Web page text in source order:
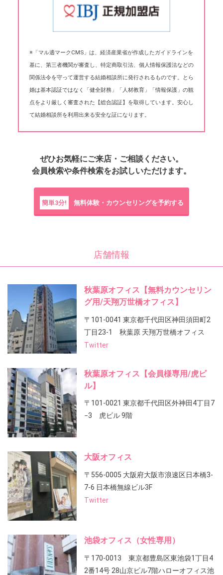
※「マル適マークCMS」は、経済産業省が作成したガイドラインを
基に、第三者機関が審査し、特定商取引法、個人情報保護法などの
関係法令を守って運営する結婚相談所に発行されるものです。とら
婚は基本認証ではなく「健全財務」「人材教育」「情報保護」の観
点をより厳しく審査された【総合認証】を取得しています。安心し
て結婚相談所を利用出来る安全な証になります。
ぜひお気軽にご来店・ご相談ください。
会員検索や条件検索をお試しいただけます。
簡単3分! 無料体験・カウンセリングを予約する
店舗情報
秋葉原オフィス【無料カウンセリン
グ用/天翔万世橋オフィス】
〒101-0041 東京都千代田区神田須田町2
丁目23-1 秋葉原 天翔万世橋オフィス
Twitter
秋葉原オフィス【会員様専用/虎ビ
ル】
〒101-0021 東京都千代田区外神田4丁目7
−3 虎ビル 9階
大阪オフィス
〒556-0005 大阪府大阪市浪速区日本橋3-
7-6 日本橋無線ビル3F
Twitter
池袋オフィス（女性専用）
〒170-0013 東京都豊島区東池袋1丁目4
2番14号 28山京ビル7階ハローオフィス池